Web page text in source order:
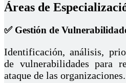
Áreas de
✅ Gestión de
Identificación, análisis,
de vulnerabilidades para
ataque de las organizaciones.